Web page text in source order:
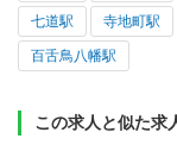
七道駅 寺地町駅
百舌鳥八幡駅
この求人と似た求